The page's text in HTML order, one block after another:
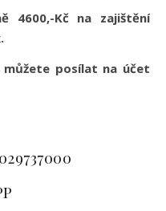
4600,-Kč na zajištění
můžete posílat na účet